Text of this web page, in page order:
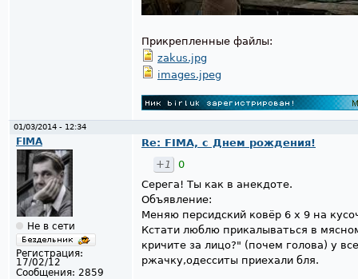
Прикрепленные файлы:
zakus.jpg
images.jpeg
01/03/2014 - 12:34
FIMA
Не в сети
Регистрация:
17/02/12
Сообщения: 2859
Re: FIMA, с Днем рождения!
+1
0
Серега! Ты как в анекдоте.
Объявление:
Меняю персидский ковёр 6 х 9 на
Кстати люблю прикалываться в
кричите за лицо?" (почем голова) у
ржачку,одесситы приехали бля.